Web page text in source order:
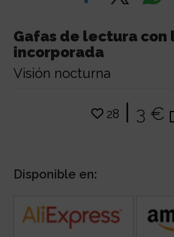
Gafas de lectura con
incorporada
Visión nocturna
28 | 3 €
Disponible en: